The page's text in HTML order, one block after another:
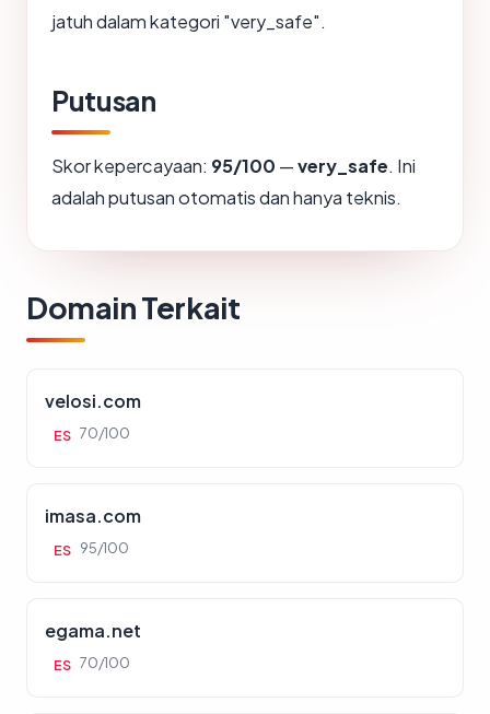
jatuh dalam kategori "very_safe".
Putusan
Skor kepercayaan: 95/100 —very_safe. Ini
adalah putusan otomatis dan hanya teknis.
Domain Terkait
velosi.com
ES 70/100
imasa.com
ES 95/100
egama.net
ES 70/100